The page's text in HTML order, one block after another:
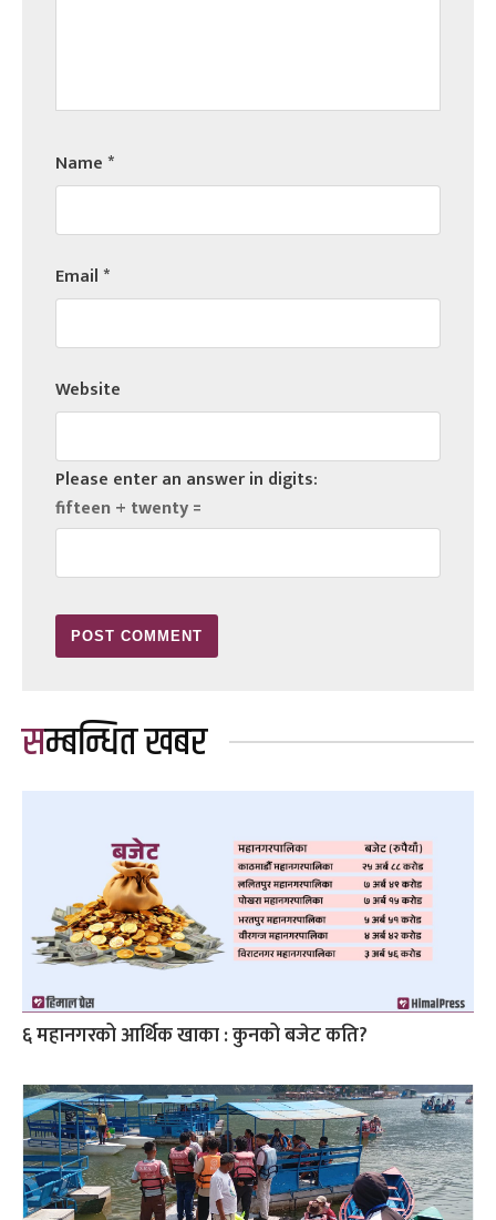
Name*
Email*
Website
Please enter an answer in digits:
fifteen + twenty =
सम्बन्धित खबर
६ महानगरको आर्थिक खाका : कुनको बजेट कति?